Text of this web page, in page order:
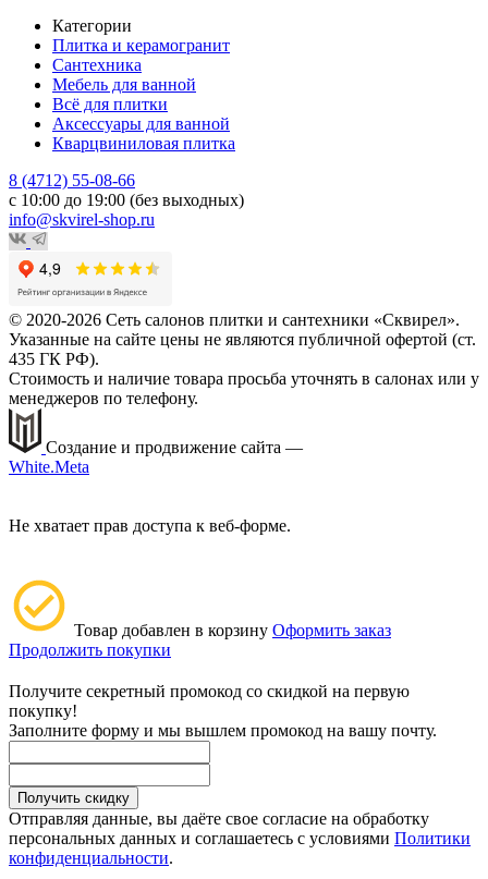
Категории
Плитка и керамогранит
Сантехника
Мебель для ванной
Всё для плитки
Аксессуары для ванной
Кварцвиниловая плитка
8 (4712) 55-08-66
с 10:00 до 19:00 (без выходных)
info@skvirel-shop.ru
© 2020-2026 Сеть салонов плитки и сантехники «Сквирел».
Указанные на сайте цены не являются публичной офертой (ст.
435 ГК РФ).
Стоимость и наличие товара просьба уточнять в салонах или у
менеджеров по телефону.
Создание и продвижение сайта —
White.Meta
Не хватает прав доступа к веб-форме.
Товар добавлен в корзину Оформить заказ
Продолжить покупки
Получите секретный промокод со скидкой на первую
покупку!
Заполните форму и мы вышлем промокод на вашу почту.
Получить скидку
Отправляя данные, вы даёте свое согласие на обработку
персональных данных и соглашаетесь с условиями Политики
конфиденциальности.